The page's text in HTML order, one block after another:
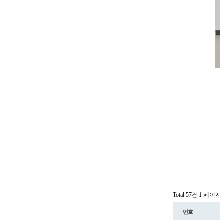
Total 57건 1 페이
번호